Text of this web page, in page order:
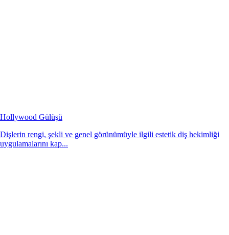
Hollywood Gülüşü
Dişlerin rengi, şekli ve genel görünümüyle ilgili estetik diş hekimliği
uygulamalarını kap...